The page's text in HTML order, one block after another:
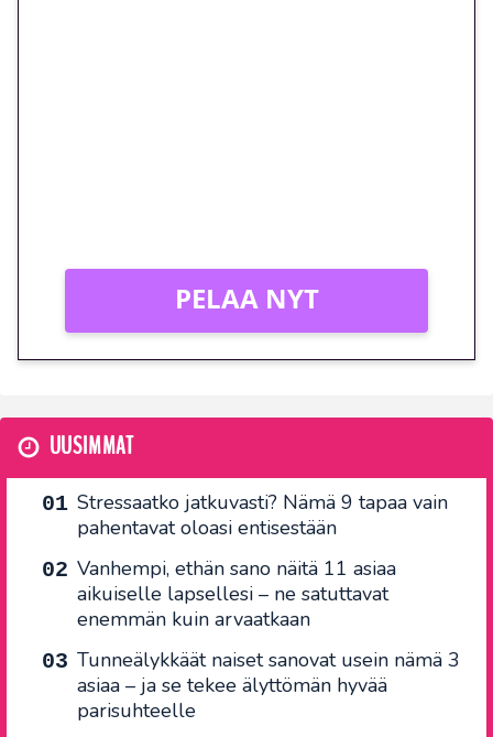
PELAA NYT
UUSIMMAT
Stressaatko jatkuvasti? Nämä 9 tapaa vain
pahentavat oloasi entisestään
Vanhempi, ethän sano näitä 11 asiaa
aikuiselle lapsellesi – ne satuttavat
enemmän kuin arvaatkaan
Tunneälykkäät naiset sanovat usein nämä 3
asiaa – ja se tekee älyttömän hyvää
parisuhteelle